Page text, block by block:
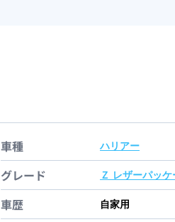
車種 ハリアー
グレード Ｚ レザーパッケ
車歴 自家用